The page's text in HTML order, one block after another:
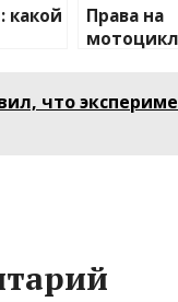
какой
Права на
получить
что